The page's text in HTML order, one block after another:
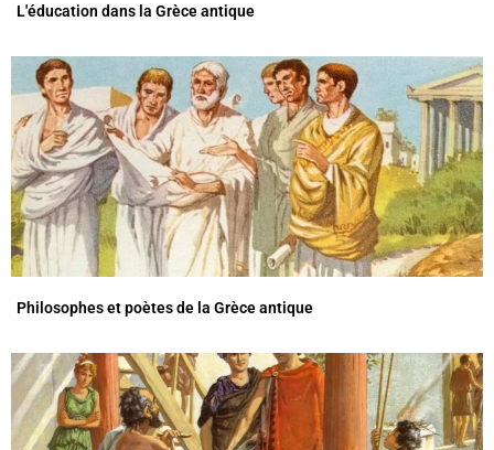
L'éducation dans la Grèce antique
Philosophes et poètes de la Grèce antique